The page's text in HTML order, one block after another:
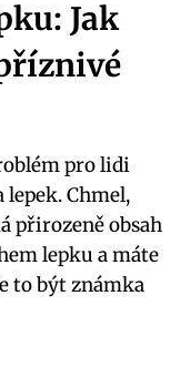
Jak
pro lidi
Chmel,
přirozeně obsah
lepku a máte
to být známka